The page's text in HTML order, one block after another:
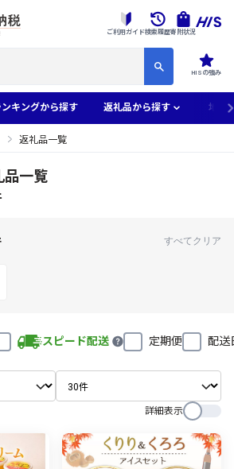
HISの強み
ご利用ガイド検索履歴寄附状況
ンキングから探す 返礼品から探す 地域
返礼品一覧
品一覧
すべてクリア
スピード配送 定期便 配送
詳細表示